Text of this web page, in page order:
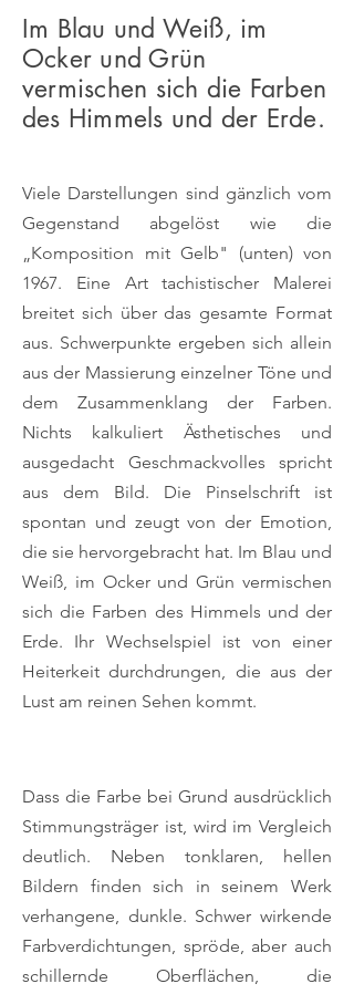
Im Blau und Weiß, im
Ocker und Grün
vermischen sich die Farben
des Himmels und der Erde.
Viele Darstellungen sind gänzlich vom
Gegenstand abgelöst wie die
„Komposition mit Gelb" (unten) von
1967. Eine Art tachistischer Malerei
breitet sich über das gesamte Format
aus. Schwerpunkte ergeben sich allein
aus der Massierung einzelner Töne und
dem Zusammenklang der Farben.
Nichts kalkuliert Ästhetisches und
ausgedacht Geschmackvolles spricht
aus dem Bild. Die Pinselschrift ist
spontan und zeugt von der Emotion,
die sie hervorgebracht hat. Im Blau und
Weiß, im Ocker und Grün vermischen
sich die Farben des Himmels und der
Erde. Ihr Wechselspiel ist von einer
Heiterkeit durchdrungen, die aus der
Lust am reinen Sehen kommt.
Dass die Farbe bei Grund ausdrücklich
Stimmungsträger ist, wird im Vergleich
deutlich. Neben tonklaren, hellen
Bildern finden sich in seinem Werk
verhangene, dunkle. Schwer wirkende
Farbverdichtungen, spröde, aber auch
schillernde Oberflächen, die